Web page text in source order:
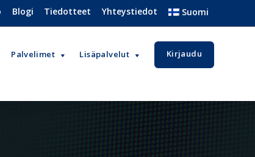
Blogi Tiedotteet Yhteystiedot Suomi
Palvelimet Lisäpalvelut Kirjaudu